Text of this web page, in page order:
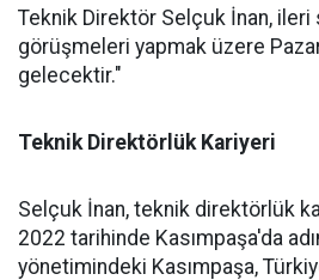
Teknik Direktör Selçuk İnan,
görüşmeleri yapmak üzere
gelecektir."
Teknik Direktörlük Kariyeri
Selçuk İnan, teknik direktörlük
2022 tarihinde Kasımpaşa'da
yönetimindeki Kasımpaşa,